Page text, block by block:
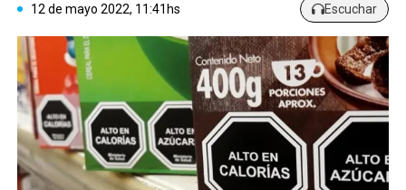
12 de mayo 2022, 11:41hs Escuchar